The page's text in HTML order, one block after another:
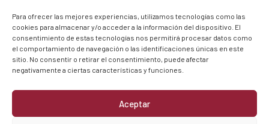
Para ofrecer las mejores experiencias, utilizamos tecnologías como las
cookies para almacenar y/o acceder a la información del dispositivo. El
consentimiento de estas tecnologías nos permitirá procesar datos como
el comportamiento de navegación o las identificaciones únicas en este
sitio. No consentir o retirar el consentimiento, puede afectar
negativamente a ciertas características y funciones.
Aceptar
que sucede enESEL
Política de privacidad